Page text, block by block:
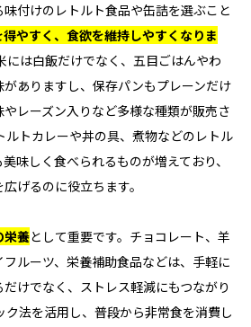
付けのレトルト食品や缶詰を選ぶこと
やすく、食欲を維持しやすくなりま
には白飯だけでなく、五目ごはんやわ
ありますし、保存パンもプレーンだけ
レーズン入りなど多様な種類が販売さ
ルトカレーや丼の具、煮物などのレトル
味しく食べられるものが増えており、
げるのに役立ちます。
栄養として重要です。チョコレート、羊
ルーツ、栄養補助食品などは、手軽に
けでなく、ストレス軽減にもつながり
ク法を活用し、普段から非常食を消費し